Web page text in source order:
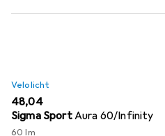
Velolicht
EUR
48,04
Sigma SportAura 60/Infinity
60 lm